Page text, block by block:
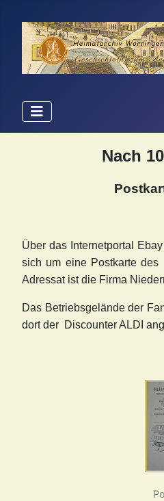
Nach
Über das Internetportal
sich um eine Postkarte
Adressat ist die Firma
Das Betriebsgelände der
dort der Discounter ALDI
Postkarte